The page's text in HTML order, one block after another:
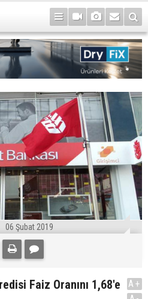
06 Şubat 2019
Faiz Oranını 1,68'e
A+